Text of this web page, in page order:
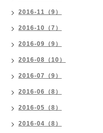
2016-11（9）
2016-10（7）
2016-09（9）
2016-08（10）
2016-07（9）
2016-06（8）
2016-05（8）
2016-04（8）